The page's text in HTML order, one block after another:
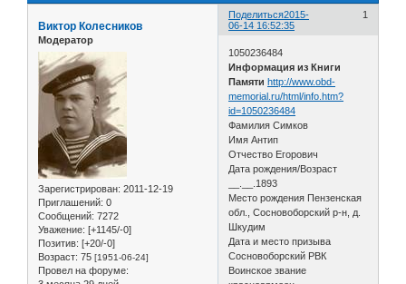
Поделиться 1
2015-
06-14 16:52:35
Виктор Колесников
Модератор
Зарегистрирован: 2011-12-19
Приглашений: 0
Сообщений: 7272
Уважение: [+1145/-0]
Позитив: [+20/-0]
Возраст: 75 [1951-06-24]
Провел на форуме:
1050236484
Информация из Книги
Памяти http://www.obd-
memorial.ru/html/info.htm?
id=1050236484
Фамилия Симков
Имя Антип
Отчество Егорович
Дата рождения/Возраст
__.__.1893
Место рождения Пензенская
обл., Сосновоборский р-н, д.
Шкудим
Дата и место призыва
Сосновоборский РВК
Воинское звание